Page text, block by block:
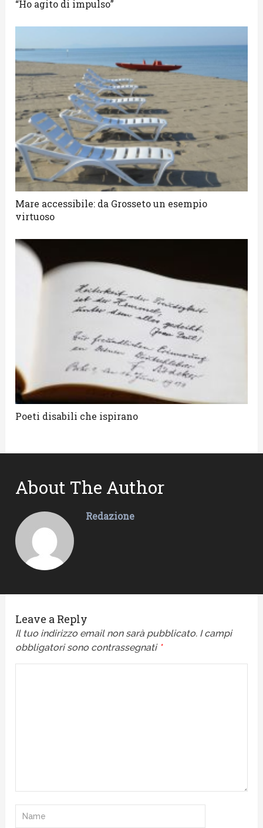
“Ho agito di impulso”
Mare accessibile: da Grosseto un esempio
virtuoso
Poeti disabili che ispirano
About The Author
Redazione
Leave a Reply
Il tuo indirizzo email non sarà pubblicato. I campi
obbligatori sono contrassegnati *